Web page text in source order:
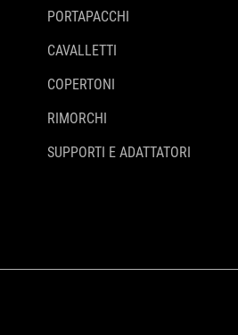
PORTAPACCHI
CAVALLETTI
COPERTONI
RIMORCHI
SUPPORTI E ADATTATORI